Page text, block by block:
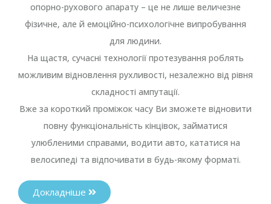
опорно-рухового апарату – це не лише величезне
фізичне, але й емоційно-психологічне випробування
для людини.
На щастя, сучасні технології протезування роблять
можливим відновлення рухливості, незалежно від рівня
складності ампутації.
Вже за короткий проміжок часу Ви зможете відновити
повну функціональність кінцівок, займатися
улюбленими справами, водити авто, кататися на
велосипеді та відпочивати в будь-якому форматі.
Докладніше